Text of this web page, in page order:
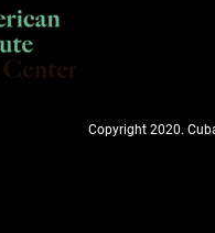
Copyright 2020.